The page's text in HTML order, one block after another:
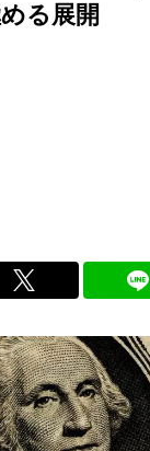
る展開